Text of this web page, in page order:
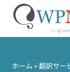
ホーム » 翻訳サー